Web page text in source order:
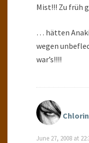
Mist!!! Zu früh
… hätten
wegen
war’s!!!!
June 27, 2008 at